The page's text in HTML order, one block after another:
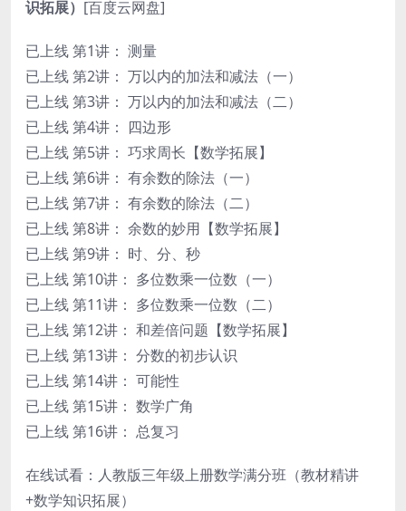
识拓展） [百度云网盘]
已上线 第1讲： 测量
已上线 第2讲： 万以内的加法和减法（一）
已上线 第3讲： 万以内的加法和减法（二）
已上线 第4讲： 四边形
已上线 第5讲： 巧求周长【数学拓展】
已上线 第6讲： 有余数的除法（一）
已上线 第7讲： 有余数的除法（二）
已上线 第8讲： 余数的妙用【数学拓展】
已上线 第9讲： 时、分、秒
已上线 第10讲： 多位数乘一位数（一）
已上线 第11讲： 多位数乘一位数（二）
已上线 第12讲： 和差倍问题【数学拓展】
已上线 第13讲： 分数的初步认识
已上线 第14讲： 可能性
已上线 第15讲： 数学广角
已上线 第16讲： 总复习
在线试看：人教版三年级上册数学满分班（教材精讲
+数学知识拓展）